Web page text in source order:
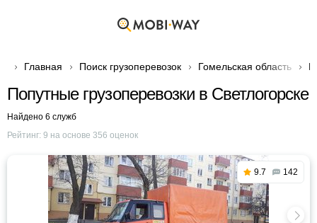
Главная Поиск грузоперевозок Гомельская область
Попутные грузоперевозки в Светлогорске
Найдено 6 служб
Рейтинг: 9 на основе 356 оценок
9.7 142